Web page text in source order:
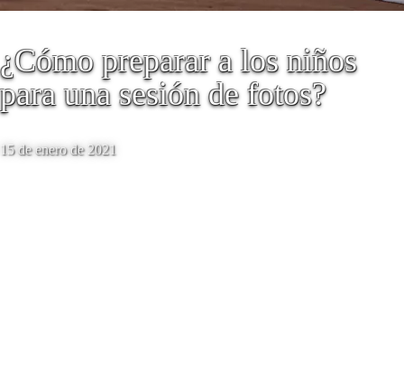
¿Cómo preparar a los niños
para una sesión de fotos?
15 de enero de 2021